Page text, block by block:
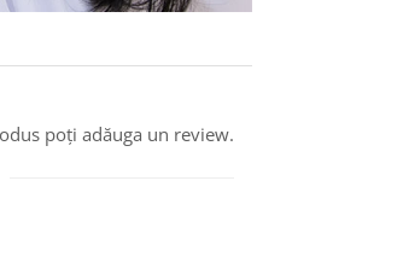
poți adăuga un review.